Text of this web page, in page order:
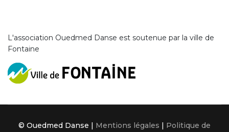
L'association Ouedmed Danse est soutenue par la ville de
Fontaine
© Ouedmed Danse | Mentions légales
Politique de